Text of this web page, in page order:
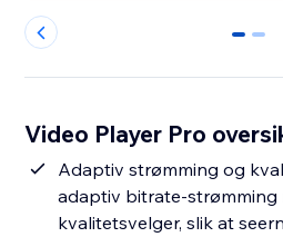
0 1
Video Player Pro
Adaptiv strømming og
adaptiv bitrate-strømming
kvalitetsvelger, slik at